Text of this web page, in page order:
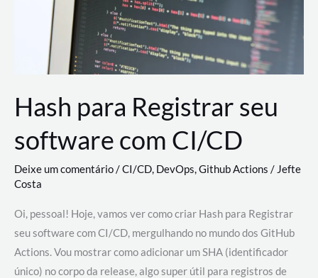
desenvolvimento
Hash para Registrar seu
software com CI/CD
Deixe um comentário/CI/CD, DevOps,Github Actions /Jefte
Costa
Oi, pessoal! Hoje, vamos ver como criar Hash para Registrar
seu software com CI/CD, mergulhando no mundo dos GitHub
Actions. Vou mostrar como adicionar um SHA (identificador
único) no corpo da release, algo super útil para registros de